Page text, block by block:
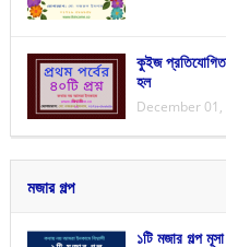
কুইজ
হল
December 01,
মজার গল্প
১টি মজার গল্প